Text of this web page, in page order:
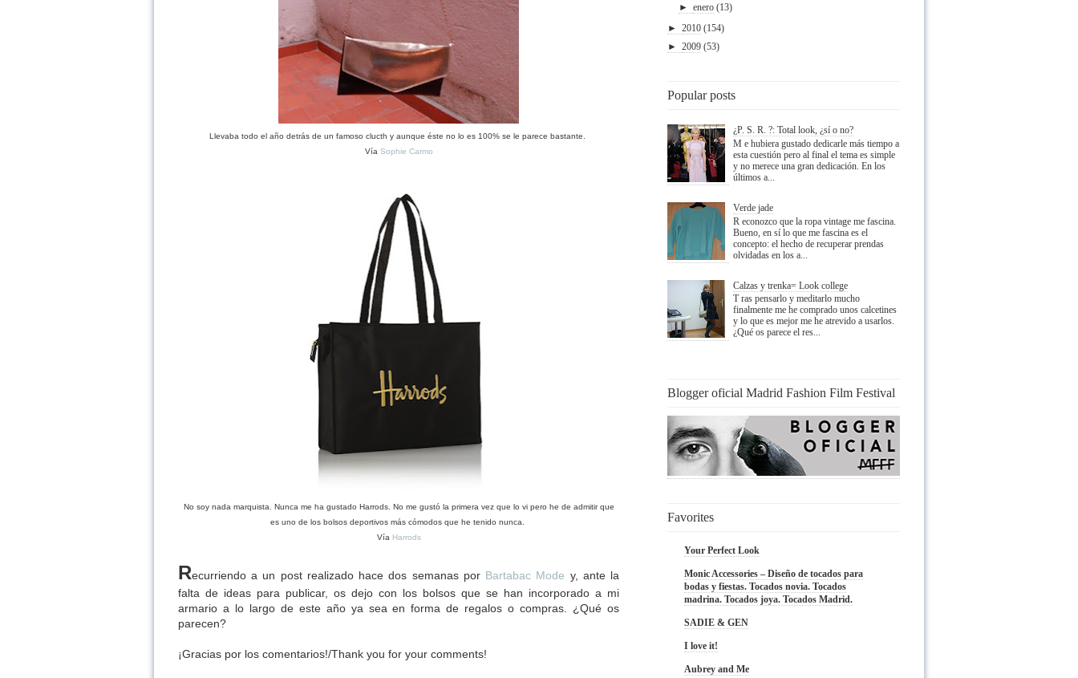
Llevaba todo el año detrás de un famoso clucth y aunque éste no lo es 100% se le parece bastante.
Vía Sophie Carmo
No soy nada marquista. Nunca me ha gustado Harrods. No me gustó la primera vez que lo vi pero he de admitir que
es uno de los bolsos deportivos más cómodos que he tenido nunca.
Vía Harrods
Recurriendo a un post realizado hace dos semanas por Bartabac Mode y, ante la
falta de ideas para publicar, os dejo con los bolsos que se han incorporado a mi
armario a lo largo de este año ya sea en forma de regalos o compras. ¿Qué os
parecen?
¡Gracias por los comentarios!/Thank you for your comments!
►enero (13)
► 2010 (154)
► 2009 (53)
Popular posts
¿P. S. R. ?: Total look, ¿sí o no?
M e hubiera gustado dedicarle más tiempo a
esta cuestión pero al final el tema es simple
y no merece una gran dedicación. En los
últimos a...
Verde jade
R econozco que la ropa vintage me fascina.
Bueno, en sí lo que me fascina es el
concepto: el hecho de recuperar prendas
olvidadas en los a...
Calzas y trenka= Look college
T ras pensarlo y meditarlo mucho
finalmente me he comprado unos calcetines
y lo que es mejor me he atrevido a usarlos.
¿Qué os parece el res...
Blogger oficial Madrid Fashion Film Festival
Favorites
Your Perfect Look
Monic Accessories – Diseño de tocados para
bodas y fiestas. Tocados novia. Tocados
madrina. Tocados joya. Tocados Madrid.
SADIE & GEN
I love it!
Aubrey and Me